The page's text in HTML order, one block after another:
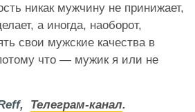
никак мужчину не принижает,
а иногда, наоборот,
свои мужские качества в
что — мужик я или не
Телеграм-канал.